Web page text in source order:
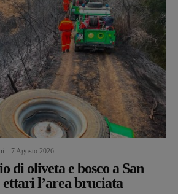
7 Agosto 2026
di oliveta e bosco a San
l’area bruciata